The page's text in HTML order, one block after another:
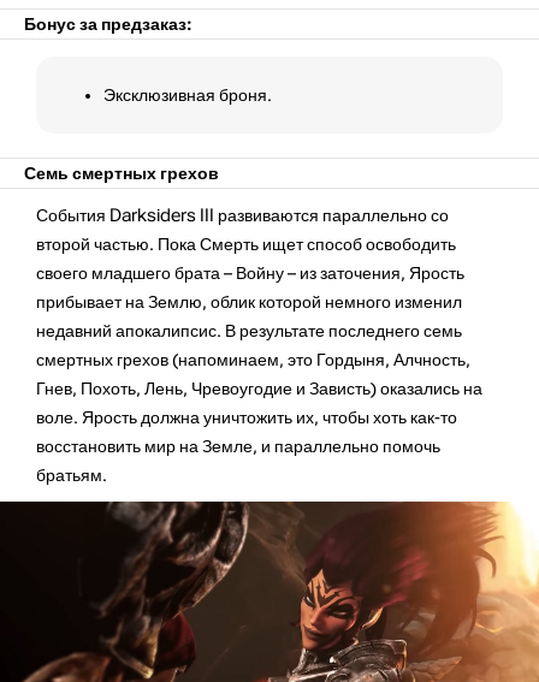
Бонус за предзаказ:
Эксклюзивная броня.
Семь смертных грехов
События Darksiders III развиваются параллельно со
второй частью. Пока Смерть ищет способ освободить
своего младшего брата – Войну – из заточения, Ярость
прибывает на Землю, облик которой немного изменил
недавний апокалипсис. В результате последнего семь
смертных грехов (напоминаем, это Гордыня, Алчность,
Гнев, Похоть, Лень, Чревоугодие и Зависть) оказались на
воле. Ярость должна уничтожить их, чтобы хоть как-то
восстановить мир на Земле, и параллельно помочь
братьям.